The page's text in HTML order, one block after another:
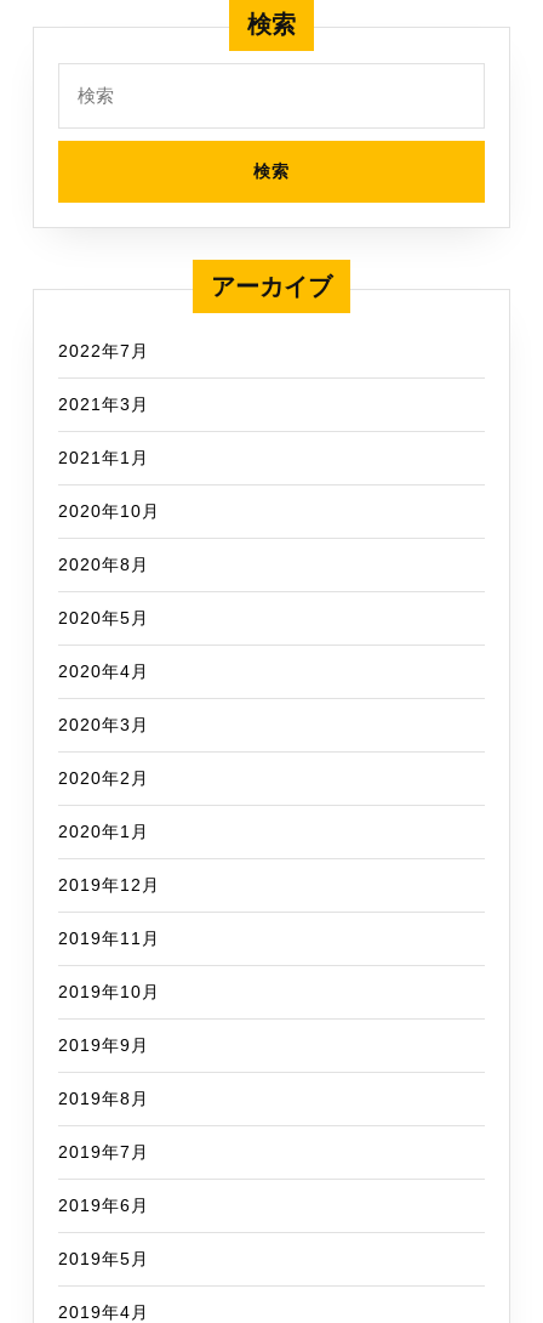
検索
索:
アーカイブ
2022年7月
2021年3月
2021年1月
2020年10月
2020年8月
2020年5月
2020年4月
2020年3月
2020年2月
2020年1月
2019年12月
2019年11月
2019年10月
2019年9月
2019年8月
2019年7月
2019年6月
2019年5月
2019年4月